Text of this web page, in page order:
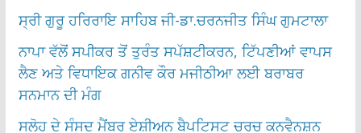
ਸ੍ਰੀ ਗੁਰੂ ਹਰਿਰਾਇ ਸਾਹਿਬ ਜੀ-ਡਾ.ਚਰਨਜੀਤ ਸਿੰਘ ਗੁਮਟਾਲਾ
ਨਾਪਾ ਵੱਲੋਂ ਸਪੀਕਰ ਤੋਂ ਤੁਰੰਤ ਸਪੱਸ਼ਟੀਕਰਨ, ਟਿੱਪਣੀਆਂ ਵਾਪਸ
ਲੈਣ ਅਤੇ ਵਿਧਾਇਕ ਗਨੀਵ ਕੌਰ ਮਜੀਠੀਆ ਲਈ ਬਰਾਬਰ
ਸਨਮਾਨ ਦੀ ਮੰਗ
ਸਲੋਹ ਦੇ ਸੰਸਦ ਮੈਂਬਰ ਏਸ਼ੀਅਨ ਬੈਪਟਿਸਟ ਚਰਚ ਕਨਵੈਨਸ਼ਨ